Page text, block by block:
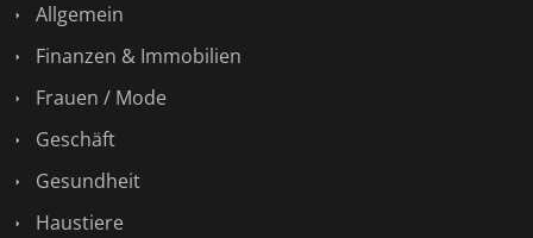
Allgemein
Finanzen & Immobilien
Frauen / Mode
Geschäft
Gesundheit
Haustiere